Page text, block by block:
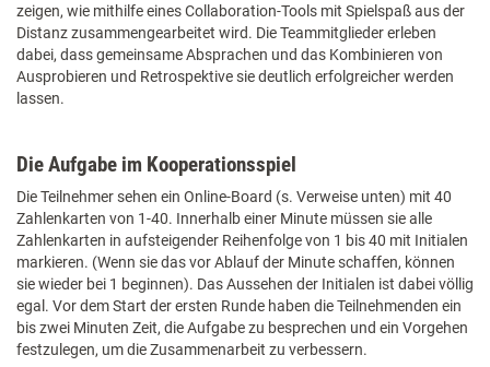
zeigen, wie mithilfe eines Collaboration-Tools mit Spielspaß aus der
Distanz zusammengearbeitet wird. Die Teammitglieder erleben
dabei, dass gemeinsame Absprachen und das Kombinieren von
Ausprobieren und Retrospektive sie deutlich erfolgreicher werden
lassen.
Die Aufgabe im Kooperationsspiel
Die Teilnehmer sehen ein Online-Board (s. Verweise unten) mit 40
Zahlenkarten von 1-40. Innerhalb einer Minute müssen sie alle
Zahlenkarten in aufsteigender Reihenfolge von 1 bis 40 mit Initialen
markieren. (Wenn sie das vor Ablauf der Minute schaffen, können
sie wieder bei 1 beginnen). Das Aussehen der Initialen ist dabei völlig
egal. Vor dem Start der ersten Runde haben die Teilnehmenden ein
bis zwei Minuten Zeit, die Aufgabe zu besprechen und ein Vorgehen
festzulegen, um die Zusammenarbeit zu verbessern.